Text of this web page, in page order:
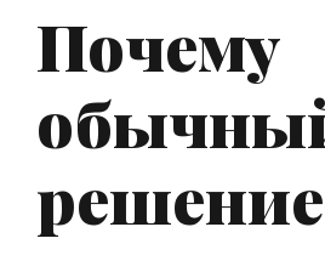
Почему
решение